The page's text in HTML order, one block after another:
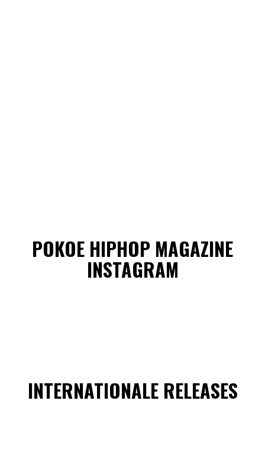
POKOE HIPHOP MAGAZINE
INSTAGRAM
INTERNATIONALE RELEASES